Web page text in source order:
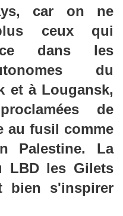
car on ne
ceux qui
dans les
du
et à Lougansk,
de
au fusil comme
Palestine. La
LBD les Gilets
bien s'inspirer